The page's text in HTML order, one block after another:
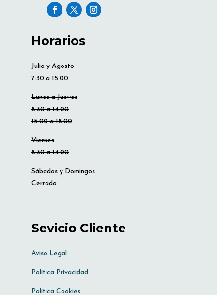
Horarios
Julio y Agosto
7:30 a 15:00
Lunes a Jueves
8:30 a 14:00
15:00 a 18:00
Viernes
8:30 a 14:00
Sábados y Domingos
Cerrado
Sevicio Cliente
Aviso Legal
Política Privacidad
Política Cookies